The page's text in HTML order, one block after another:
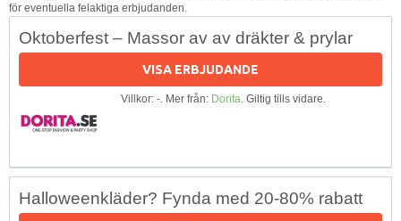
för eventuella felaktiga erbjudanden.
Oktoberfest – Massor av av dräkter & prylar
VISA ERBJUDANDE
Villkor: -. Mer från: Dorita. Giltig tills vidare.
Halloweenkläder? Fynda med 20-80% rabatt